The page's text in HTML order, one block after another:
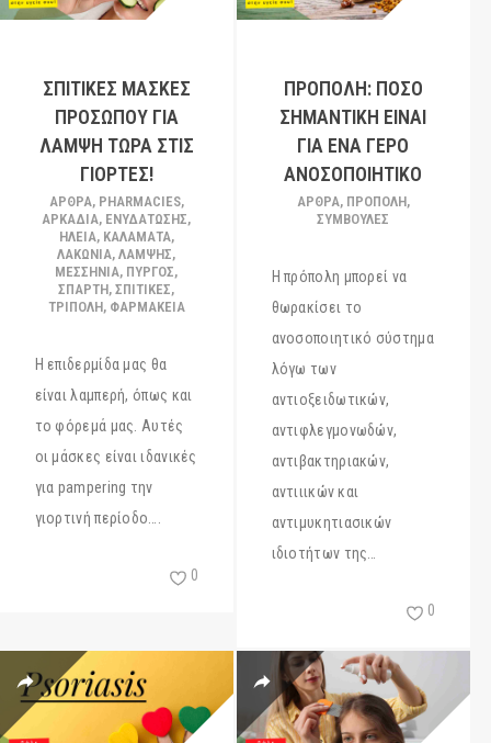
ΣΠΙΤΙΚΈΣ ΜΆΣΚΕΣ
ΠΡΟΣΏΠΟΥ ΓΙΑ
ΛΆΜΨΗ ΤΏΡΑ ΣΤΙΣ
ΓΙΟΡΤΈΣ!
ΆΡΘΡΑ, PHARMACIES,
ΑΡΚΑΔΊΑ, ΕΝΥΔΑΤΩΣΗΣ,
ΗΛΕΊΑ, ΚΑΛΑΜΆΤΑ,
ΛΑΚΩΝΊΑ, ΛΑΜΨΗΣ,
ΜΕΣΣΗΝΊΑ, ΠΎΡΓΟΣ,
ΣΠΆΡΤΗ, ΣΠΙΤΙΚΕΣ,
ΤΡΊΠΟΛΗ, ΦΑΡΜΑΚΕΊΑ
Η επιδερμίδα μας θα
είναι λαμπερή, όπως και
το φόρεμά μας. Αυτές
οι μάσκες είναι ιδανικές
για pampering την
γιορτινή περίοδο….
0
ΠΡΌΠΟΛΗ: ΠΌΣΟ
ΣΗΜΑΝΤΙΚΉ ΕΊΝΑΙ
ΓΙΑ ΈΝΑ ΓΕΡΌ
ΑΝΟΣΟΠΟΙΗΤΙΚΌ
ΆΡΘΡΑ, ΠΡΌΠΟΛΗ,
ΣΥΜΒΟΥΛΈΣ
Η πρόπολη μπορεί να
θωρακίσει το
ανοσοποιητικό σύστημα
λόγω των
αντιοξειδωτικών,
αντιφλεγμονωδών,
αντιβακτηριακών,
αντιιικών και
αντιμυκητιασικών
ιδιοτήτων της…
0